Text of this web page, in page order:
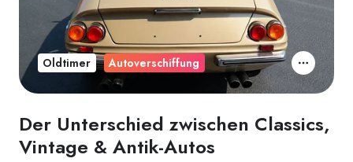
Der Unterschied zwischen Classics,
Vintage & Antik-Autos
Oldtimer Autoverschiffung